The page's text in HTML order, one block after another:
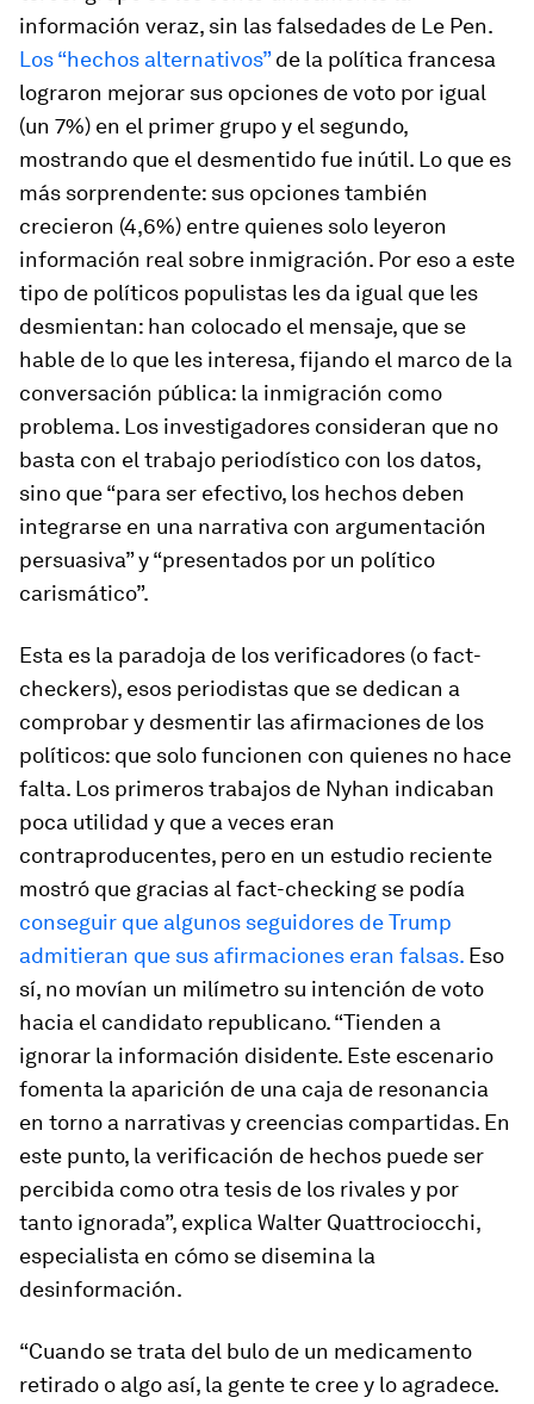
información veraz, sin las falsedades de Le Pen.
Los “hechos alternativos”de la política francesa
lograron mejorar sus opciones de voto por igual
(un 7%) en el primer grupo y el segundo,
mostrando que el desmentido fue inútil. Lo que es
más sorprendente: sus opciones también
crecieron (4,6%) entre quienes solo leyeron
información real sobre inmigración. Por eso a este
tipo de políticos populistas les da igual que les
desmientan: han colocado el mensaje, que se
hable de lo que les interesa, fijando el marco de la
conversación pública: la inmigración como
problema. Los investigadores consideran que no
basta con el trabajo periodístico con los datos,
sino que “para ser efectivo, los hechos deben
integrarse en una narrativa con argumentación
persuasiva” y “presentados por un político
carismático”.
Esta es la paradoja de los verificadores (ofact-
checkers), esos periodistas que se dedican a
comprobar y desmentir las afirmaciones de los
políticos: que solo funcionen con quienes no hace
falta. Los primeros trabajos de Nyhan indicaban
poca utilidad y que a veces eran
contraproducentes, pero en un estudio reciente
mostró que gracias al fact-checking se podía
conseguir que algunos seguidores de Trump
admitieran que sus afirmaciones eran falsas. Eso
sí, no movían un milímetro su intención de voto
hacia el candidato republicano. “Tienden a
ignorar la información disidente. Este escenario
fomenta la aparición de una caja de resonancia
en torno a narrativas y creencias compartidas. En
este punto, la verificación de hechos puede ser
percibida como otra tesis de los rivales y por
tanto ignorada”, explica Walter Quattrociocchi,
especialista en cómo se disemina la
desinformación.
“Cuando se trata del bulo de un medicamento
retirado o algo así, la gente te cree y lo agradece.